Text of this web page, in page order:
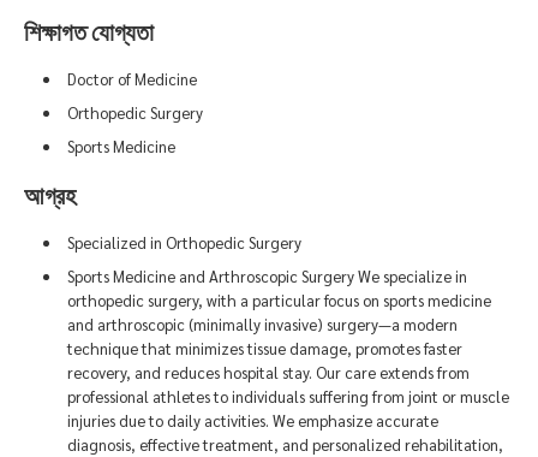
শিক্ষাগত যোগ্যতা
Doctor of Medicine
Orthopedic Surgery
Sports Medicine
আগ্রহ
Specialized in Orthopedic Surgery
Sports Medicine and Arthroscopic Surgery We specialize in
orthopedic surgery, with a particular focus on sports medicine
and arthroscopic (minimally invasive) surgery—a modern
technique that minimizes tissue damage, promotes faster
recovery, and reduces hospital stay. Our care extends from
professional athletes to individuals suffering from joint or muscle
injuries due to daily activities. We emphasize accurate
diagnosis, effective treatment, and personalized rehabilitation,